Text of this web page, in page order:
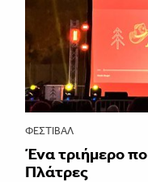
ΦΕΣΤΙΒΑΛ
Ένα τριήμερο
Πλάτρες